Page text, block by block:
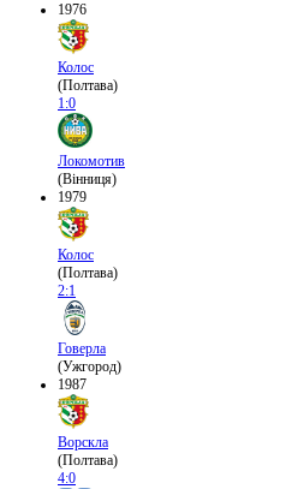
1976
Колос
(Полтава)
1:0
Локомотив
(Вінниця)
1979
Колос
(Полтава)
2:1
Говерла
(Ужгород)
1987
Ворскла
(Полтава)
4:0